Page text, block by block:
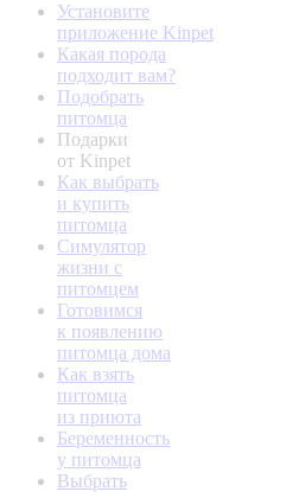
Установите
приложение Kinpet
Какая порода
подходит вам?
Подобрать
питомца
Подарки
от Kinpet
Как выбрать
и купить
питомца
Симулятор
жизни с
питомцем
Готовимся
к появлению
питомца дома
Как взять
питомца
из приюта
Беременность
у питомца
Выбрать